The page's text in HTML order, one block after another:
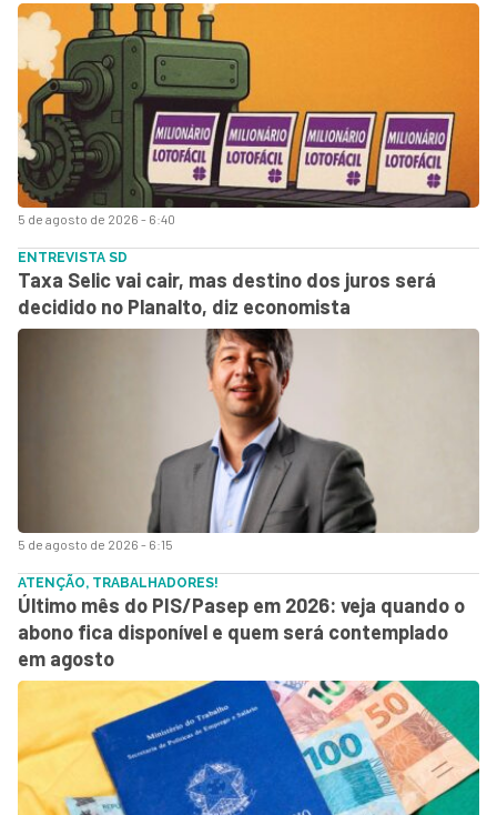
5 de agosto de 2026 - 6:40
5 de agosto de 2026 - 6:15
ENTREVISTA SD
Taxa Selic vai cair, mas destino dos juros será
decidido no Planalto, diz economista
ATENÇÃO, TRABALHADORES!
Último mês do PIS/Pasep em 2026: veja quando o
abono fica disponível e quem será contemplado
em agosto